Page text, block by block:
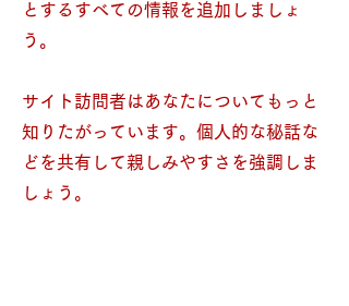
とするすべての情報を追加しましょ
う。 ​
サイト訪問者はあなたについてもっと
知りたがっています。個人的な秘話な
どを共有して親しみやすさを強調しま
しょう。